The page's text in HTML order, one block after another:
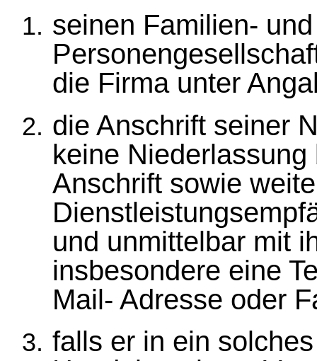
seinen Familien-
die Firma unter
die Anschrift seiner
keine
Anschrift sowie
und unmittelbar mit
insbesondere eine
Mail- Adresse oder
falls er in ein